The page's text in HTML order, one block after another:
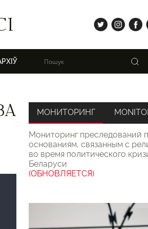
Пошук
tw ig fb
МОНИТОРИНГ
Мониторинг преследований
основаниям, связанным с
во время политического
Беларуси
(ОБНОВЛЯЕТСЯ)